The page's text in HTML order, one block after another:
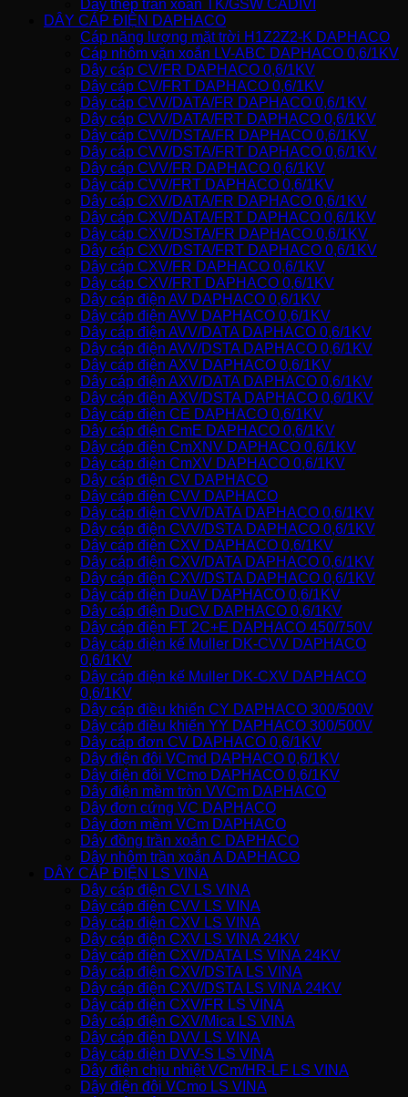
Dây thép trần xoắn TK/GSW CADIVI
DÂY CÁP ĐIỆN DAPHACO
Cáp năng lượng mặt trời H1Z2Z2-K DAPHACO
Cáp nhôm vặn xoắn LV-ABC DAPHACO 0,6/1KV
Dây cáp CV/FR DAPHACO 0,6/1KV
Dây cáp CV/FRT DAPHACO 0,6/1KV
Dây cáp CVV/DATA/FR DAPHACO 0,6/1KV
Dây cáp CVV/DATA/FRT DAPHACO 0,6/1KV
Dây cáp CVV/DSTA/FR DAPHACO 0,6/1KV
Dây cáp CVV/DSTA/FRT DAPHACO 0,6/1KV
Dây cáp CVV/FR DAPHACO 0,6/1KV
Dây cáp CVV/FRT DAPHACO 0,6/1KV
Dây cáp CXV/DATA/FR DAPHACO 0,6/1KV
Dây cáp CXV/DATA/FRT DAPHACO 0,6/1KV
Dây cáp CXV/DSTA/FR DAPHACO 0,6/1KV
Dây cáp CXV/DSTA/FRT DAPHACO 0,6/1KV
Dây cáp CXV/FR DAPHACO 0,6/1KV
Dây cáp CXV/FRT DAPHACO 0,6/1KV
Dây cáp điện AV DAPHACO 0,6/1KV
Dây cáp điện AVV DAPHACO 0,6/1KV
Dây cáp điện AVV/DATA DAPHACO 0,6/1KV
Dây cáp điện AVV/DSTA DAPHACO 0,6/1KV
Dây cáp điện AXV DAPHACO 0,6/1KV
Dây cáp điện AXV/DATA DAPHACO 0,6/1KV
Dây cáp điện AXV/DSTA DAPHACO 0,6/1KV
Dây cáp điện CE DAPHACO 0,6/1KV
Dây cáp điện CmE DAPHACO 0,6/1KV
Dây cáp điện CmXNV DAPHACO 0,6/1KV
Dây cáp điện CmXV DAPHACO 0,6/1KV
Dây cáp điện CV DAPHACO
Dây cáp điện CVV DAPHACO
Dây cáp điện CVV/DATA DAPHACO 0,6/1KV
Dây cáp điện CVV/DSTA DAPHACO 0,6/1KV
Dây cáp điện CXV DAPHACO 0,6/1KV
Dây cáp điện CXV/DATA DAPHACO 0,6/1KV
Dây cáp điện CXV/DSTA DAPHACO 0,6/1KV
Dây cáp điện DuAV DAPHACO 0,6/1KV
Dây cáp điện DuCV DAPHACO 0,6/1KV
Dây cáp điện FT 2C+E DAPHACO 450/750V
Dây cáp điện kế Muller DK-CVV DAPHACO
0,6/1KV
Dây cáp điện kế Muller DK-CXV DAPHACO
0,6/1KV
Dây cáp điều khiển CY DAPHACO 300/500V
Dây cáp điều khiển YY DAPHACO 300/500V
Dây cáp đơn CV DAPHACO 0,6/1KV
Dây điện đôi VCmd DAPHACO 0,6/1KV
Dây điện đôi VCmo DAPHACO 0,6/1KV
Dây điện mềm tròn VVCm DAPHACO
Dây đơn cứng VC DAPHACO
Dây đơn mềm VCm DAPHACO
Dây đồng trần xoắn C DAPHACO
Dây nhôm trần xoắn A DAPHACO
DÂY CÁP ĐIỆN LS VINA
Dây cáp điện CV LS VINA
Dây cáp điện CVV LS VINA
Dây cáp điện CXV LS VINA
Dây cáp điện CXV LS VINA 24KV
Dây cáp điện CXV/DATA LS VINA 24KV
Dây cáp điện CXV/DSTA LS VINA
Dây cáp điện CXV/DSTA LS VINA 24KV
Dây cáp điện CXV/FR LS VINA
Dây cáp điện CXV/Mica LS VINA
Dây cáp điện DVV LS VINA
Dây cáp điện DVV-S LS VINA
Dây điện chịu nhiệt VCm/HR-LF LS VINA
Dây điện đôi VCmo LS VINA